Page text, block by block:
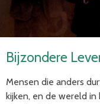
Bijzondere
Mensen die anders
kijken, en de wereld